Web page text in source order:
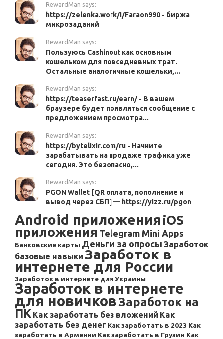
RewardMan says:
https://zelenka.work/i/Faraon990 - биржа
микрозаданий
RewardMan says:
Пользуюсь Cashinout как основным
кошельком для повседневных трат.
Остальные аналогичные кошельки,...
RewardMan says:
https://teaserfast.ru/earn/ - В вашем
браузере будет появляться сообщение с
предложением просмотра...
RewardMan says:
https://bytelixir.com/ru - Начните
зарабатывать на продаже трафика уже
сегодня. Это безопасно,...
RewardMan says:
PGON Wallet [QR оплата, пополнение и
вывод через СБП] — https://yizz.ru/pgon
Android приложения iOS
приложения Telegram Mini Apps
Банковские карты Деньги за опросы Заработок
базовые навыки Заработок в
интернете для России
Заработок в интернете для Украины
Заработок в интернете
для новичковЗаработок на
ПК Как заработать без вложений Как
заработать без денег Как заработать в 2023 Как
заработать в Армении Как заработать в Грузии Как